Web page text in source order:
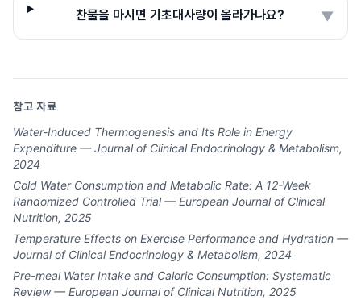
찬물을 마시면 기초대사량이 올라가나요? ▼
참고 자료
Water-Induced Thermogenesis and Its Role in Energy
Expenditure — Journal of Clinical Endocrinology & Metabolism,
2024
Cold Water Consumption and Metabolic Rate: A 12-Week
Randomized Controlled Trial — European Journal of Clinical
Nutrition, 2025
Temperature Effects on Exercise Performance and Hydration —
Journal of Clinical Endocrinology & Metabolism, 2024
Pre-meal Water Intake and Caloric Consumption: Systematic
Review — European Journal of Clinical Nutrition, 2025